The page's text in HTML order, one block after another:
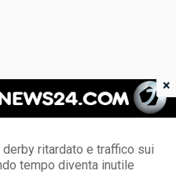
News 24
derby ritardato e traffico sui
tempo diventa inutile
×